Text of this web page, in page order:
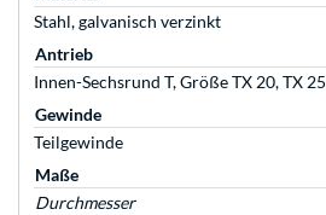
Stahl, galvanisch verzinkt
Antrieb
Innen-Sechsrund T, Größe TX 20, TX 25
Gewinde
Teilgewinde
Maße
Durchmesser